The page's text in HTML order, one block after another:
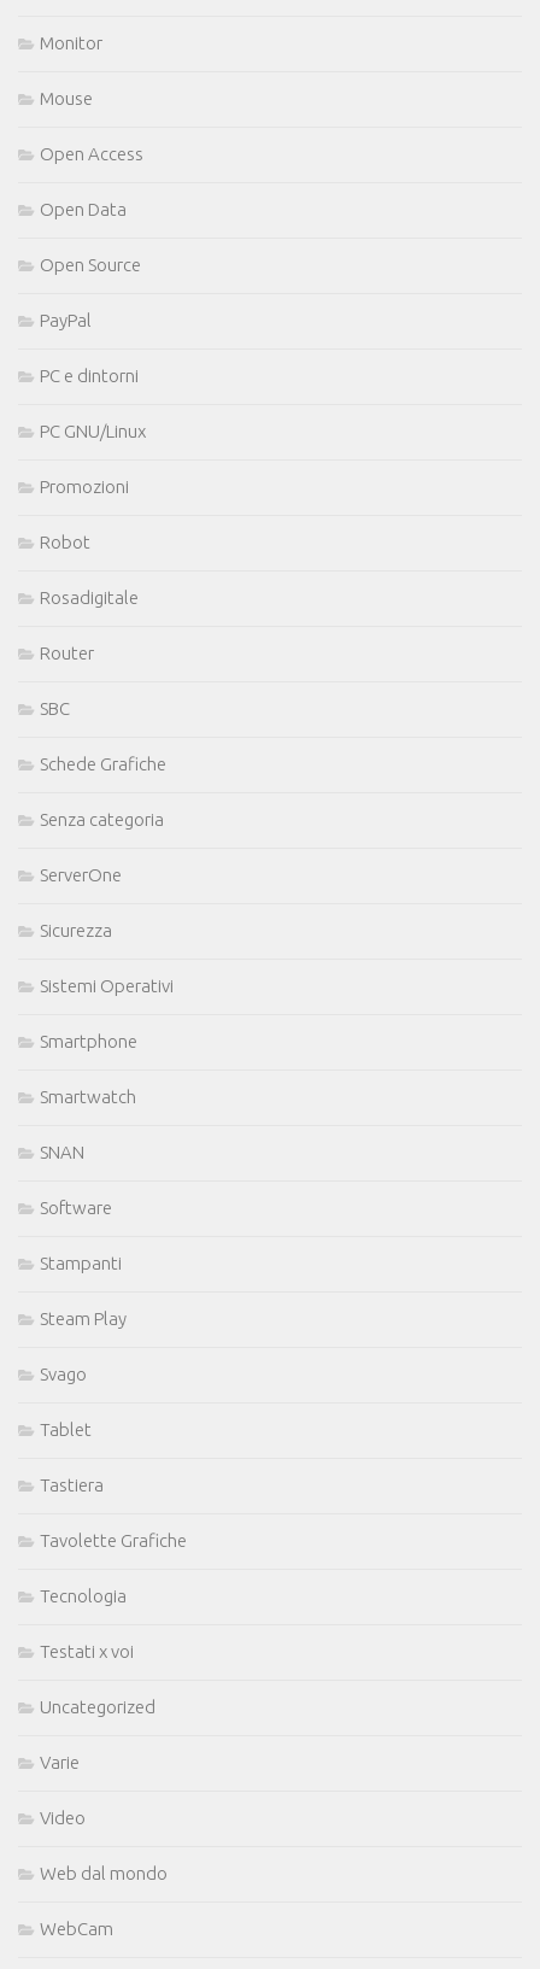
Monitor
Mouse
Open Access
Open Data
Open Source
PayPal
PC e dintorni
PC GNU/Linux
Promozioni
Robot
Rosadigitale
Router
SBC
Schede Grafiche
Senza categoria
ServerOne
Sicurezza
Sistemi Operativi
Smartphone
Smartwatch
SNAN
Software
Stampanti
Steam Play
Svago
Tablet
Tastiera
Tavolette Grafiche
Tecnologia
Testati x voi
Uncategorized
Varie
Video
Web dal mondo
WebCam